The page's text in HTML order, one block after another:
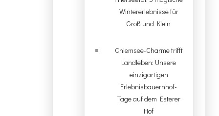
Wintererlebnisse für
Groß und Klein
Chiemsee-Charme trifft
Landleben: Unsere
einzigartigen
Erlebnisbauernhof-
Tage auf dem Esterer
Hof